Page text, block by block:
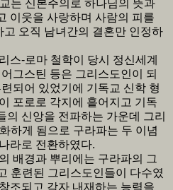
는 신본주의로 하나님의 뜻과
이웃을 사랑하며 사람의 피를
오직 남녀간의 결혼만 인정하
스-로마 철학이 당시 정신세계
그스틴 등은 그리스도인이 되
되어 있었기에 기독교 신학 형
포로로 각지에 흩어지고 기독
의 신앙을 전파하는 가운데 그리
하게 됨으로 구라파는 두 이념
라로 전환하였다.
배경과 뿌리에는 구라파의 그
훈련된 그리스도인들이 다수였
조되고 각자 내재하는 능력을